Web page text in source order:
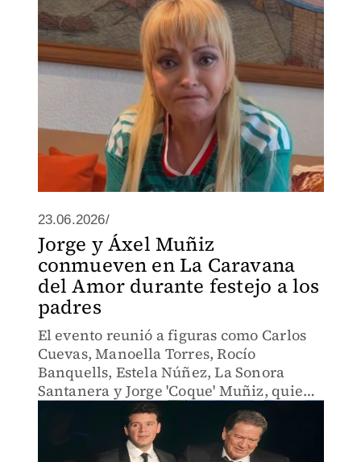
23.06.2026/
Jorge y Áxel Muñiz
conmueven en La Caravana
del Amor durante festejo a los
padres
El evento reunió a figuras como Carlos
Cuevas, Manoella Torres, Rocío
Banquells, Estela Núñez, La Sonora
Santanera y Jorge 'Coque' Muñiz, quien
protagonizó uno de los momentos más
emotivos de la noche al compartir
escenario con su hijo, Áxel Muñiz.